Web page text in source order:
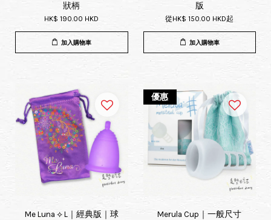
狀柄
HK$ 190.00 HKD
加入購物車
版
從HK$ 150.00 HKD起
加入購物車
Me Luna ⟡ L｜經典版｜球
優惠
Merula Cup｜一般尺寸